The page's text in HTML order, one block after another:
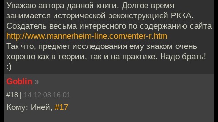
Уважаю автора данной книги. Долгое время
занимается исторической реконструкцией РККА.
Создатель весьма интересного по содержанию сайта
http://www.mannerheim-line.com/enter-r.htm
Так что, предмет исследования ему знаком очень
хорошо как в теории, так и на практике. Надо брать!
:)
Goblin »
#18 | 14.12.08 16:01
Кому: Инeй, #17